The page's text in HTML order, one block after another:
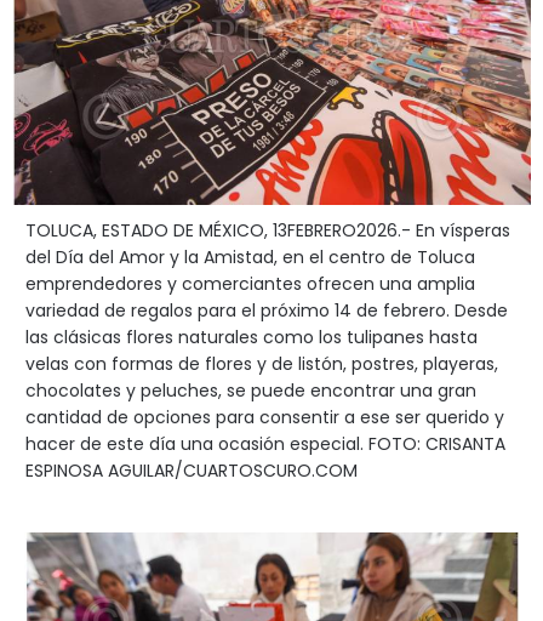
TOLUCA, ESTADO DE MÉXICO, 13FEBRERO2026.- En vísperas
del Día del Amor y la Amistad, en el centro de Toluca
emprendedores y comerciantes ofrecen una amplia
variedad de regalos para el próximo 14 de febrero. Desde
las clásicas flores naturales como los tulipanes hasta
velas con formas de flores y de listón, postres, playeras,
chocolates y peluches, se puede encontrar una gran
cantidad de opciones para consentir a ese ser querido y
hacer de este día una ocasión especial. FOTO: CRISANTA
ESPINOSA AGUILAR/CUARTOSCURO.COM